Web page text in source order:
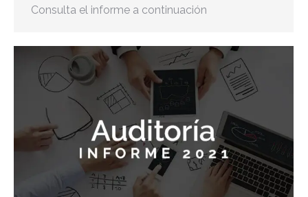
Consulta el informe a continuación